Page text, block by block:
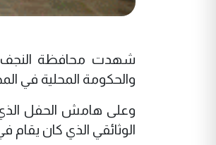
شهدت محافظة النجف
والحكومة المحلية في
وعلى هامش الحفل الذي
الوثائقي الذي كان يقام